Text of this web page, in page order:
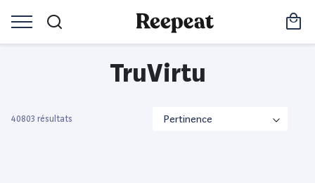
TruVirtu
40803 résultats